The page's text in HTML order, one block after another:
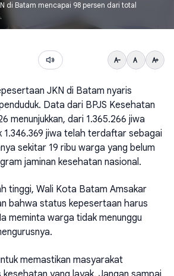
di Batam mencapai 98 persen dari total
JKN di Batam nyaris
Data dari BPJS Kesehatan
menunjukkan, dari 1.365.266 jiwa
1.346.369 jiwa telah terdaftar sebagai
sekitar 19 ribu warga yang belum
jaminan kesehatan nasional.
tinggi, Wali Kota Batam Amsakar
bahwa status kepesertaan harus
meminta warga tidak menunggu
memastikan masyarakat